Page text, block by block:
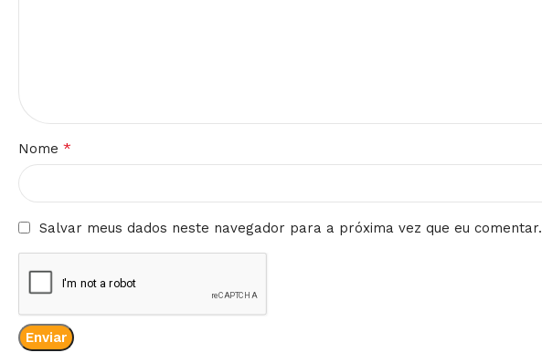
Nome *
Salvar meus dados neste navegador para a próxima vez que eu comentar.